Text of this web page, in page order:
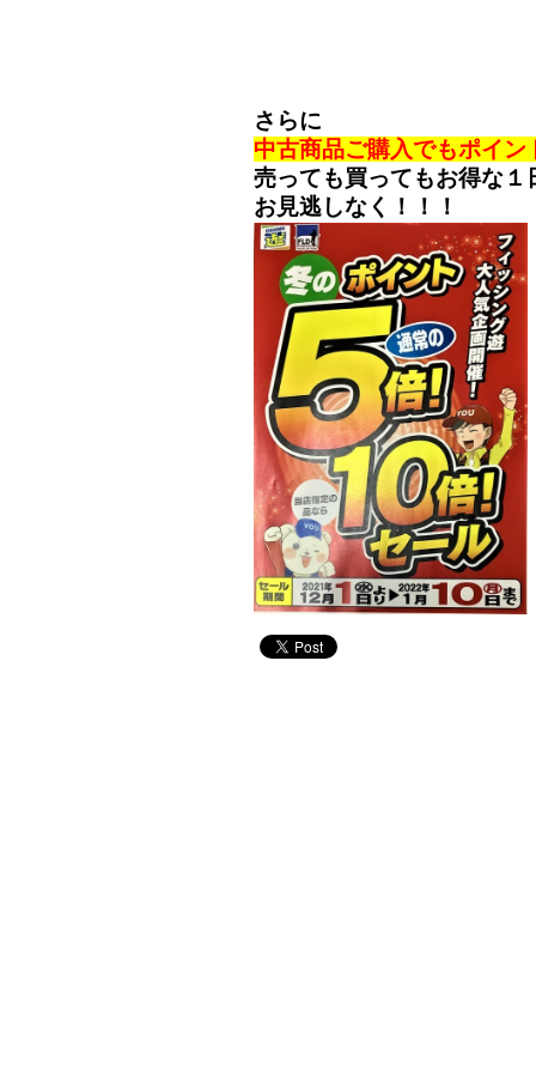
さらに
中古商品ご購入でもポイン
売っても買ってもお得な１
お見逃しなく！！！